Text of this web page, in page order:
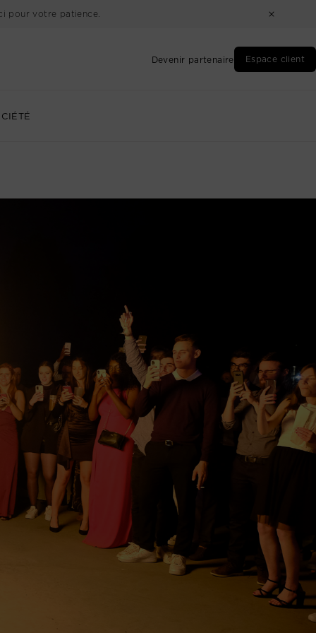
pour votre patience.
Devenir partenaire Espace client